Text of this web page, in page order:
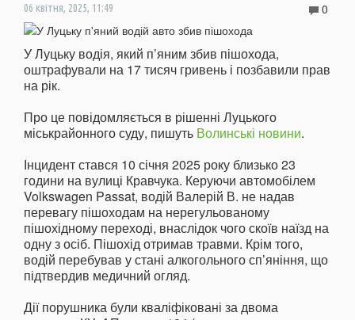
06 квітня, 2025, 11:49 0
У Луцьку водія, який п’яним збив пішохода,
оштрафували на 17 тисяч гривень і позбавили прав
на рік.
Про це повідомляється в рішенні Луцького
міськрайонного суду, пишуть Волинські новини.
Інцидент стався 10 січня 2025 року близько 23
години на вулиці Кравчука. Керуючи автомобілем
Volkswagen Passat, водій Валерій В. не надав
перевагу пішоходам на нерегульованому
пішохідному переході, внаслідок чого скоїв наїзд на
одну з осіб. Пішохід отримав травми. Крім того,
водій перебував у стані алкогольного сп’яніння, що
підтвердив медичний огляд.
Дії порушника були кваліфіковані за двома